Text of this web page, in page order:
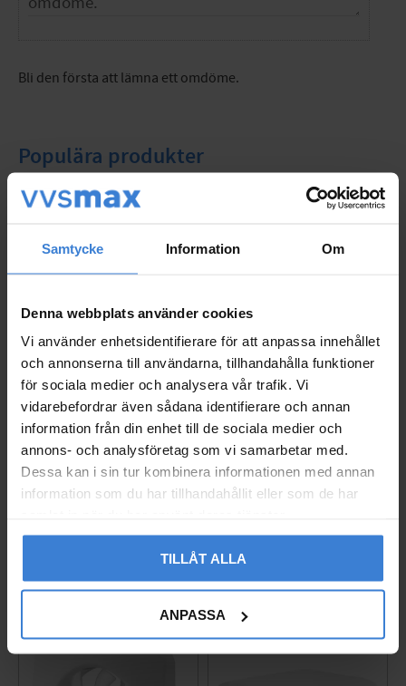
Samtycke Information Om
Denna webbplats använder cookies
Vi använder enhetsidentifierare för att anpassa innehållet
och annonserna till användarna, tillhandahålla funktioner
för sociala medier och analysera vår trafik. Vi
vidarebefordrar även sådana identifierare och annan
information från din enhet till de sociala medier och
annons- och analysföretag som vi samarbetar med.
Dessa kan i sin tur kombinera informationen med annan
information som du har tillhandahållit eller som de har
TILLÅT ALLA
ANPASSA
Bli den första att lämna ett omdöme.
Populära produkter
Ajax Hub 2 Plus Central
enhet Vit (4G / Wi-Fi)
14246.40.WH1
3 790 KR
Lägg till i favoriter
Vägguttag Exxact 2-väg
s Infälld Jord Schneide
r
005237627